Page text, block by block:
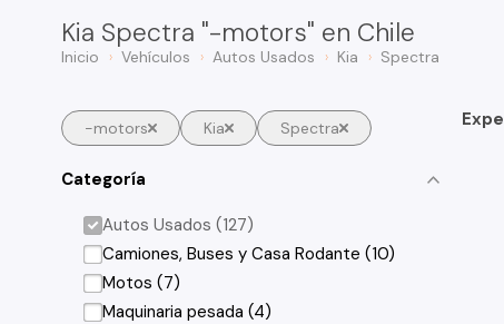
Kia Spectra "-motors" en Chile
Inicio Vehículos Autos Usados Kia Spectra
-motors Kia Spectra
Categoría
Autos Usados (127)
Camiones, Buses y Casa Rodante (10)
Motos (7)
Maquinaria pesada (4)